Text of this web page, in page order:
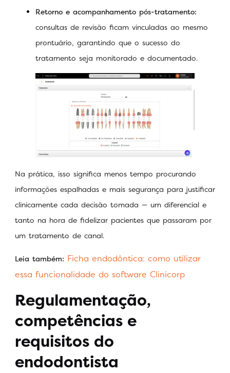
Retorno e acompanhamento pós-tratamento:
consultas de revisão ficam vinculadas ao mesmo
prontuário, garantindo que o sucesso do
tratamento seja monitorado e documentado.
Na prática, isso significa menos tempo procurando
informações espalhadas e mais segurança para justificar
clinicamente cada decisão tomada — um diferencial e
tanto na hora de fidelizar pacientes que passaram por
um tratamento de canal.
Leia também: Ficha endodôntica: como utilizar
essa funcionalidade do software Clinicorp
Regulamentação,
competências e
requisitos do
endodontista